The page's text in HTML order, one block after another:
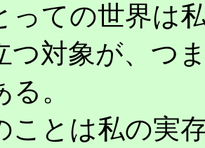
っての世界は
つ対象が、つ
。
とは私の実